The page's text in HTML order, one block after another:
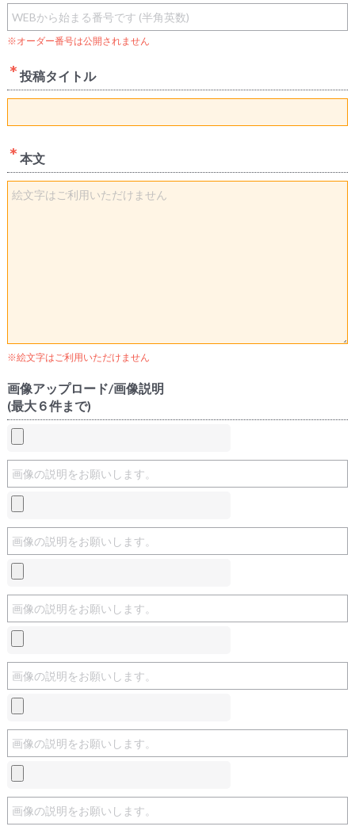
※オーダー番号は公開されません
投稿タイトル
本文
※絵文字はご利用いただけません
画像アップロード/画像説明
(最大６件まで)